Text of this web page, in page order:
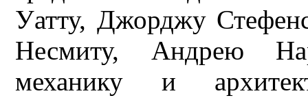
Уатту, Джорджу
Несмиту, Андрею
механику и